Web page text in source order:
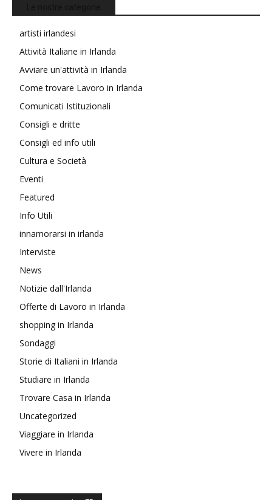
artisti irlandesi
Attività Italiane in Irlanda
Avviare un'attività in Irlanda
Come trovare Lavoro in Irlanda
Comunicati Istituzionali
Consigli e dritte
Consigli ed info utili
Cultura e Società
Eventi
Featured
Info Utili
innamorarsi in irlanda
Interviste
News
Notizie dall'Irlanda
Offerte di Lavoro in Irlanda
shopping in Irlanda
Sondaggi
Storie di Italiani in Irlanda
Studiare in Irlanda
Trovare Casa in Irlanda
Uncategorized
Viaggiare in Irlanda
Vivere in Irlanda